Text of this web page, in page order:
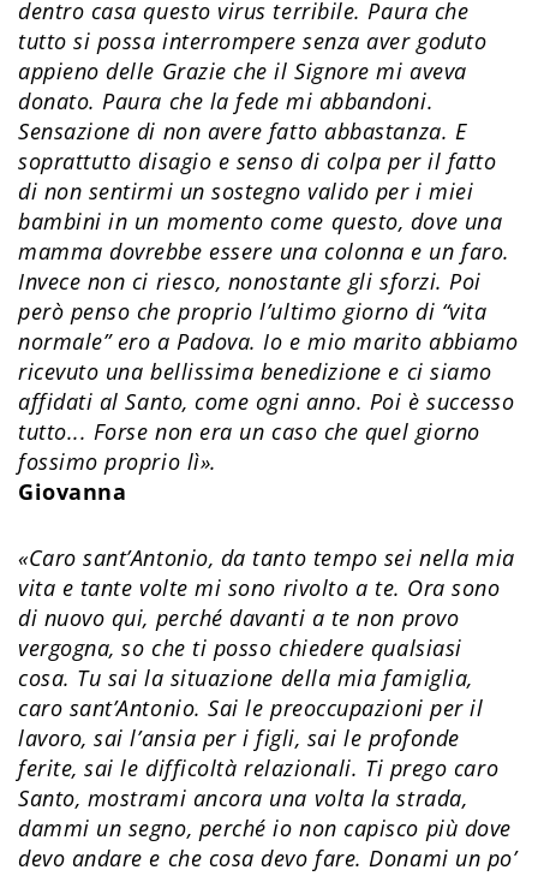
dentro casa questo virus terribile. Paura che
tutto si possa interrompere senza aver goduto
appieno delle Grazie che il Signore mi aveva
donato. Paura che la fede mi abbandoni.
Sensazione di non avere fatto abbastanza. E
soprattutto disagio e senso di colpa per il fatto
di non sentirmi un sostegno valido per i miei
bambini in un momento come questo, dove una
mamma dovrebbe essere una colonna e un faro.
Invece non ci riesco, nonostante gli sforzi. Poi
però penso che proprio l’ultimo giorno di “vita
normale” ero a Padova. Io e mio marito abbiamo
ricevuto una bellissima benedizione e ci siamo
affidati al Santo, come ogni anno. Poi è successo
tutto... Forse non era un caso che quel giorno
fossimo proprio lì».
Giovanna
«Caro sant’Antonio, da tanto tempo sei nella mia
vita e tante volte mi sono rivolto a te. Ora sono
di nuovo qui, perché davanti a te non provo
vergogna, so che ti posso chiedere qualsiasi
cosa. Tu sai la situazione della mia famiglia,
caro sant’Antonio. Sai le preoccupazioni per il
lavoro, sai l’ansia per i figli, sai le profonde
ferite, sai le difficoltà relazionali. Ti prego caro
Santo, mostrami ancora una volta la strada,
dammi un segno, perché io non capisco più dove
devo andare e che cosa devo fare. Donami un po’